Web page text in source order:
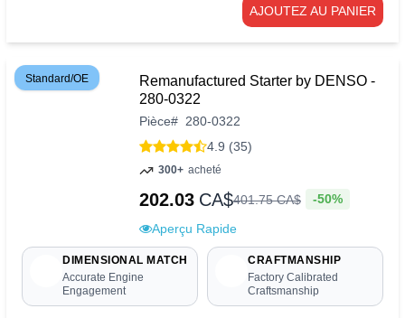
AJOUTEZ AU PANIER
Standard/OE
Remanufactured Starter by DENSO -
280-0322
Pièce# 280-0322
4.9 (35)
300+ acheté
202.03 CA$401.75CA$ -50%
Aperçu Rapide
DIMENSIONAL MATCH
Accurate Engine
Engagement
CRAFTMANSHIP
Factory Calibrated
Craftsmanship